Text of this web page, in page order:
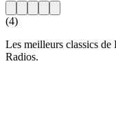
(4)
Les meilleurs classics
Radios.